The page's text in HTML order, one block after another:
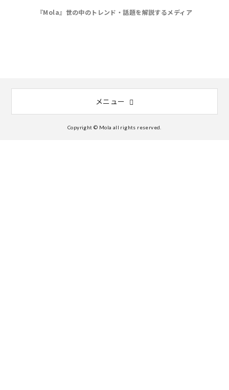
『Mola』世の中のトレンド・話題を解説するメディア
メニュー
Copyright © Mola all rights reserved.